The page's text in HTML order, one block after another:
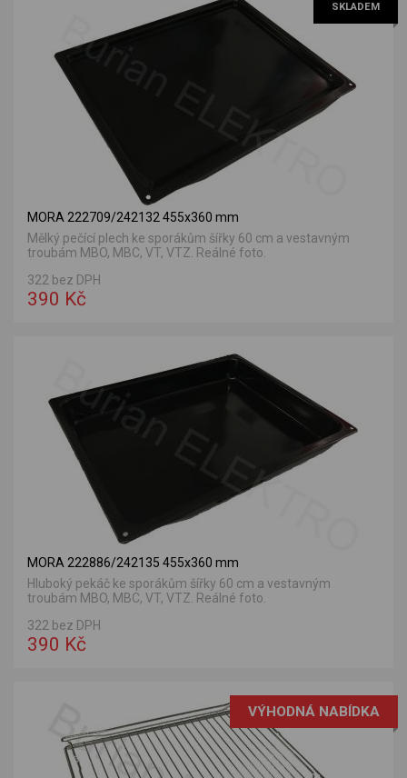
SKLADEM
MORA 222709/242132 455x360 mm
Mělký pečící plech ke sporákům šířky 60 cm a vestavným
troubám MBO, MBC, VT, VTZ. Reálné foto.
322 bez DPH
390 Kč
MORA 222886/242135 455x360 mm
Hluboký pekáč ke sporákům šířky 60 cm a vestavným
troubám MBO, MBC, VT, VTZ. Reálné foto.
322 bez DPH
390 Kč
VÝHODNÁ NABÍDKA